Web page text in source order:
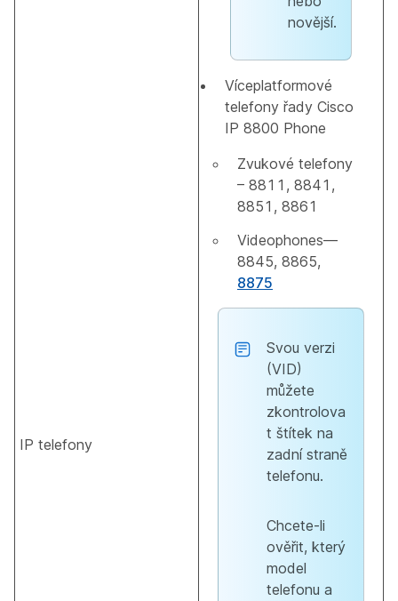
IP telefony
novější.
Víceplatformové
telefony řady Cisco
IP 8800 Phone
Zvukové telefony
– 8811, 8841,
8851, 8861
Videophones—
8845, 8865,
8875
Svou verzi
(VID)
můžete
zkontrolova
t štítek na
zadní straně
telefonu.
Chcete-li
ověřit, který
model
telefonu a